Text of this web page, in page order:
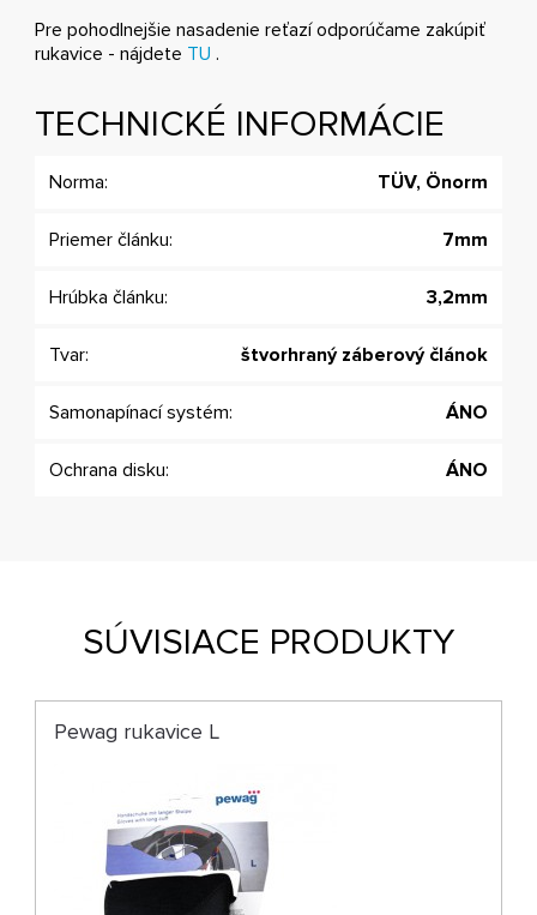
Pre pohodlnejšie nasadenie reťazí odporúčame zakúpiť
rukavice - nájdete TU .
TECHNICKÉ INFORMÁCIE
Norma: TÜV, Önorm
Priemer článku: 7mm
Hrúbka článku: 3,2mm
Tvar: štvorhraný záberový článok
Samonapínací systém: ÁNO
Ochrana disku: ÁNO
SÚVISIACE PRODUKTY
Pewag rukavice L